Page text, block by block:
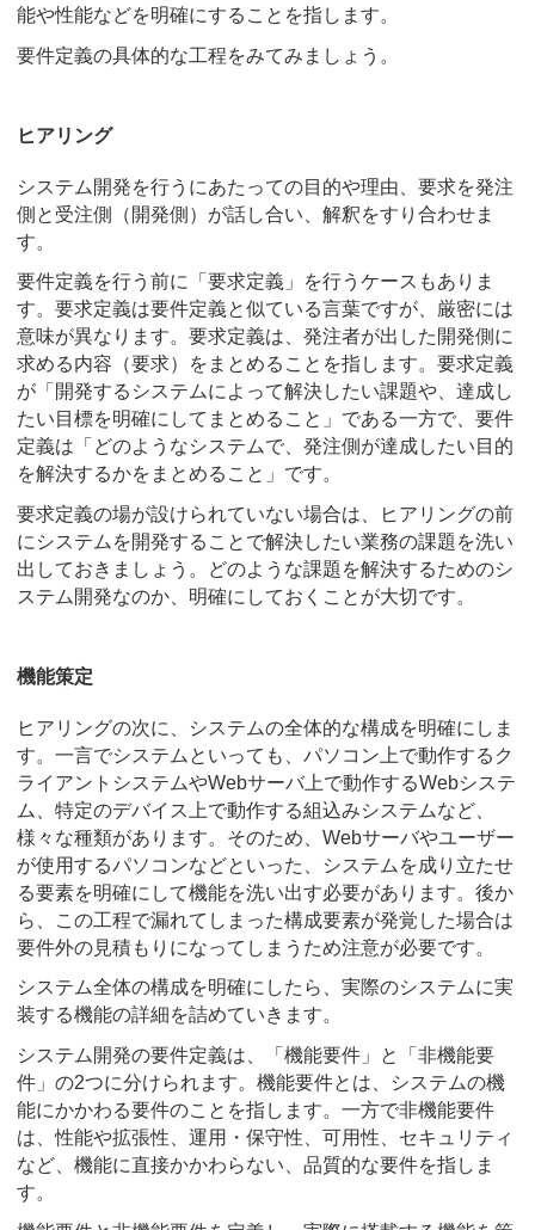
能や性能などを明確にすることを指します。
要件定義の具体的な工程をみてみましょう。
ヒアリング
システム開発を行うにあたっての目的や理由、要求を発注
側と受注側（開発側）が話し合い、解釈をすり合わせま
す。
要件定義を行う前に「要求定義」を行うケースもありま
す。要求定義は要件定義と似ている言葉ですが、厳密には
意味が異なります。要求定義は、発注者が出した開発側に
求める内容（要求）をまとめることを指します。要求定義
が「開発するシステムによって解決したい課題や、達成し
たい目標を明確にしてまとめること」である一方で、要件
定義は「どのようなシステムで、発注側が達成したい目的
を解決するかをまとめること」です。
要求定義の場が設けられていない場合は、ヒアリングの前
にシステムを開発することで解決したい業務の課題を洗い
出しておきましょう。どのような課題を解決するためのシ
ステム開発なのか、明確にしておくことが大切です。
機能策定
ヒアリングの次に、システムの全体的な構成を明確にしま
す。一言でシステムといっても、パソコン上で動作するク
ライアントシステムやWebサーバ上で動作するWebシステ
ム、特定のデバイス上で動作する組込みシステムなど、
様々な種類があります。そのため、Webサーバやユーザー
が使用するパソコンなどといった、システムを成り立たせ
る要素を明確にして機能を洗い出す必要があります。後か
ら、この工程で漏れてしまった構成要素が発覚した場合は
要件外の見積もりになってしまうため注意が必要です。
システム全体の構成を明確にしたら、実際のシステムに実
装する機能の詳細を詰めていきます。
システム開発の要件定義は、「機能要件」と「非機能要
件」の2つに分けられます。機能要件とは、システムの機
能にかかわる要件のことを指します。一方で非機能要件
は、性能や拡張性、運用・保守性、可用性、セキュリティ
など、機能に直接かかわらない、品質的な要件を指しま
す。